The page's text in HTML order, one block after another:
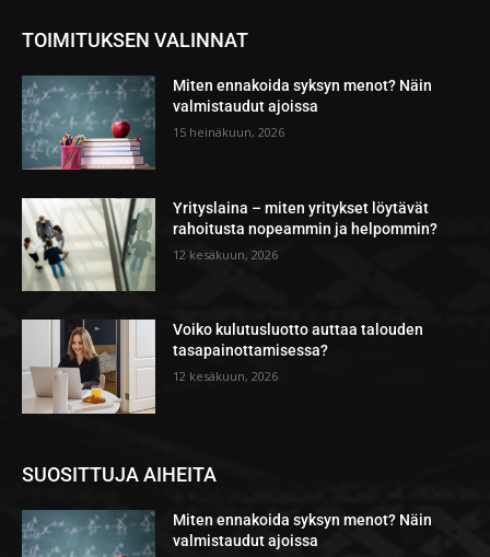
TOIMITUKSEN VALINNAT
Miten ennakoida syksyn menot? Näin
valmistaudut ajoissa
15 heinäkuun, 2026
Yrityslaina – miten yritykset löytävät
rahoitusta nopeammin ja helpommin?
12 kesäkuun, 2026
Voiko kulutusluotto auttaa talouden
tasapainottamisessa?
12 kesäkuun, 2026
SUOSITTUJA AIHEITA
Miten ennakoida syksyn menot? Näin
valmistaudut ajoissa